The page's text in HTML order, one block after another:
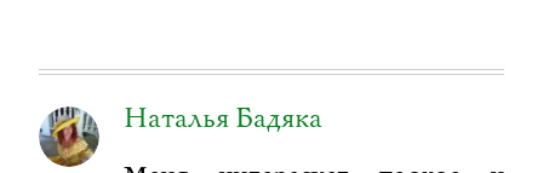
Наталья Бадяка